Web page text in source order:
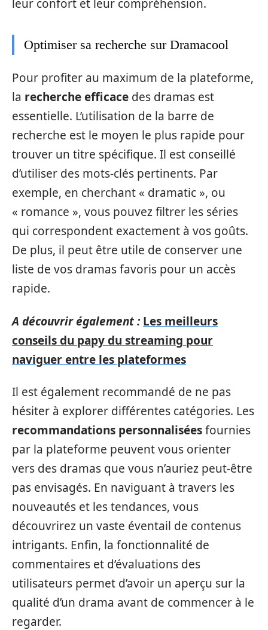
leur confort et leur compréhension.
Optimiser sa recherche sur Dramacool
Pour profiter au maximum de la plateforme,
la recherche efficace des dramas est
essentielle. L’utilisation de la barre de
recherche est le moyen le plus rapide pour
trouver un titre spécifique. Il est conseillé
d’utiliser des mots-clés pertinents. Par
exemple, en cherchant « dramatic », ou
« romance », vous pouvez filtrer les séries
qui correspondent exactement à vos goûts.
De plus, il peut être utile de conserver une
liste de vos dramas favoris pour un accès
rapide.
A découvrir également : Les meilleurs
conseils du papy du streaming pour
naviguer entre les plateformes
Il est également recommandé de ne pas
hésiter à explorer différentes catégories. Les
recommandations personnaliséesfournies
par la plateforme peuvent vous orienter
vers des dramas que vous n’auriez peut-être
pas envisagés. En naviguant à travers les
nouveautés et les tendances, vous
découvrirez un vaste éventail de contenus
intrigants. Enfin, la fonctionnalité de
commentaires et d’évaluations des
utilisateurs permet d’avoir un aperçu sur la
qualité d’un drama avant de commencer à le
regarder.